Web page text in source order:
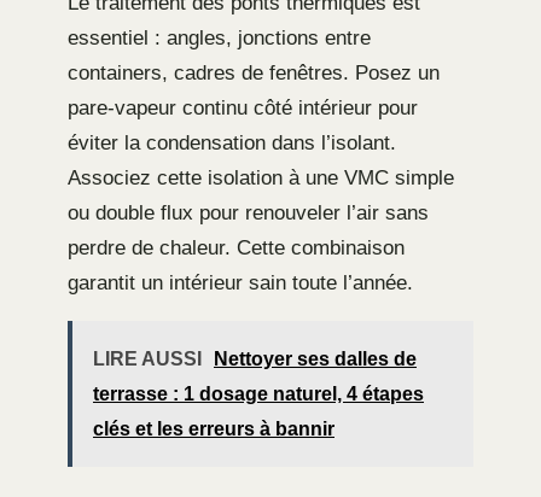
essentiel : angles, jonctions entre
containers, cadres de fenêtres. Posez un
pare-vapeur continu côté intérieur pour
éviter la condensation dans l’isolant.
Associez cette isolation à une VMC simple
ou double flux pour renouveler l’air sans
perdre de chaleur. Cette combinaison
garantit un intérieur sain toute l’année.
LIRE AUSSI
Nettoyer ses dalles de
terrasse : 1 dosage naturel, 4 étapes
clés et les erreurs à bannir